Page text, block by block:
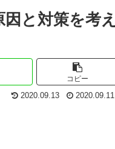
と対策を考え
コピー
2020.09.13 2020.09.11